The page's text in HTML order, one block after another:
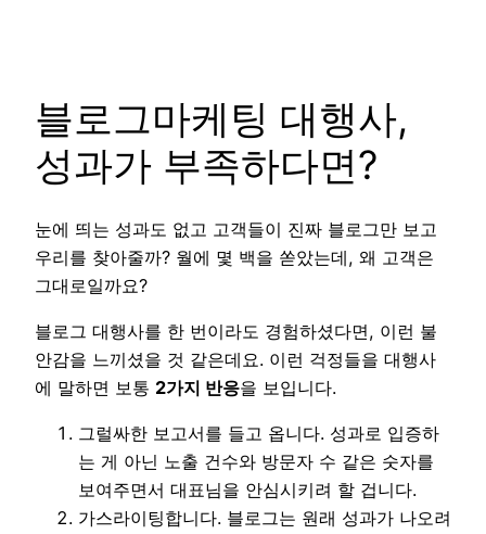
블로그마케팅 대행사,
성과가 부족하다면?
눈에 띄는 성과도 없고 고객들이 진짜 블로그만 보고
우리를 찾아줄까? 월에 몇 백을 쏟았는데, 왜 고객은
그대로일까요?
블로그 대행사를 한 번이라도 경험하셨다면, 이런 불
안감을 느끼셨을 것 같은데요. 이런 걱정들을 대행사
에 말하면 보통 2가지 반응을 보입니다.
그럴싸한 보고서를 들고 옵니다. 성과로 입증하
는 게 아닌 노출 건수와 방문자 수 같은 숫자를
보여주면서 대표님을 안심시키려 할 겁니다.
가스라이팅합니다. 블로그는 원래 성과가 나오려